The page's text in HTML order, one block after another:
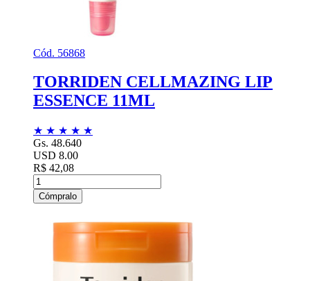
Cód. 56868
TORRIDEN CELLMAZING LIP
ESSENCE 11ML
★ ★ ★ ★ ★
Gs. 48.640
USD 8.00
R$ 42,08
Cómpralo